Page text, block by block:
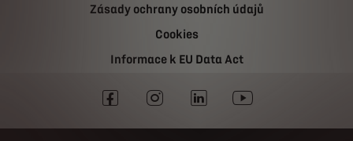
Zásady ochrany osobních údajů
Cookies
Informace k EU Data Act